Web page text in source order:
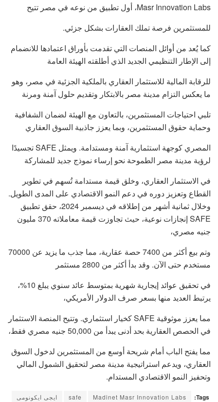
Masr Innovation Labs، أول تطبيق من نوعه في مصر تتيح
للمستثمرين فرصة تملك العقارات بشكل جزئي.
كما يُعد من أوائل المنصات التي تقدمت بأوراق اعتمادها للانضمام
إلى الإطار التنظيمي الجديد الذي أطلقته الهيئة العامة
للرقابة المالية للاستثمار العقاري بالملكية الجزئية في مصر، وهو
ما يعكس التزام مدينة مصر بالابتكار وتقديم حلول آمنة ومرنة
تلبي احتياجات المستثمرين، بالتعاون مع الهيئة لضمان الشفافية
وحماية حقوق المستثمرين، وبما يعزز جاذبية السوق العقاري
المصري كوجهة استثمارية آمنة ومستدامة. ويمثل SAFE تجسيدًا
لرؤية مدينة مصر الطموحة نحو إرساء نموذج جديد للمشاركة
في الاستثمار العقاري، وخلق قيمة مستدامة تُسهم في تطوير
القطاع وتعزيز دوره في دعم النمو الاقتصادي على المدى الطويل.
وخلال ثمانية أشهر من إطلاقه في ديسمبر 2024، حقق تطبيق
SAFE إنجازات نوعية، حيث تجاوزت قيمة معاملاته 370 مليون
جنيه مصري،
وتم بيع أكثر من 7400 حصة عقارية، مما جذب ما يزيد عن 70000
مستخدم حتى الآن. وقد بدأ أكثر من 2800 مستثمر
في تحقيق عوائد إيجارية شهرية بمتوسط عائد سنوي يبلغ 10%،
يرتبط العديد منها بسعر صرف الدولار الأمريكي،
مما يعزز موثوقية SAFE كخيار استثماري. وتتيح المنصة الاستثمار
في الحصص العقارية بحد أدنى يبدأ من 50,000 جنيه مصري فقط،
مما يفتح الباب أمام شريحة أوسع من المستثمرين لدخول السوق
العقاري، ويدعم استراتيجية مدينة مصر لتحقيق الشمول المالي
وتحفيز النمو الاقتصادي المستدام.
Tags:
Madinet Masr Innovation Labs
safe
ايجى ايكونومى